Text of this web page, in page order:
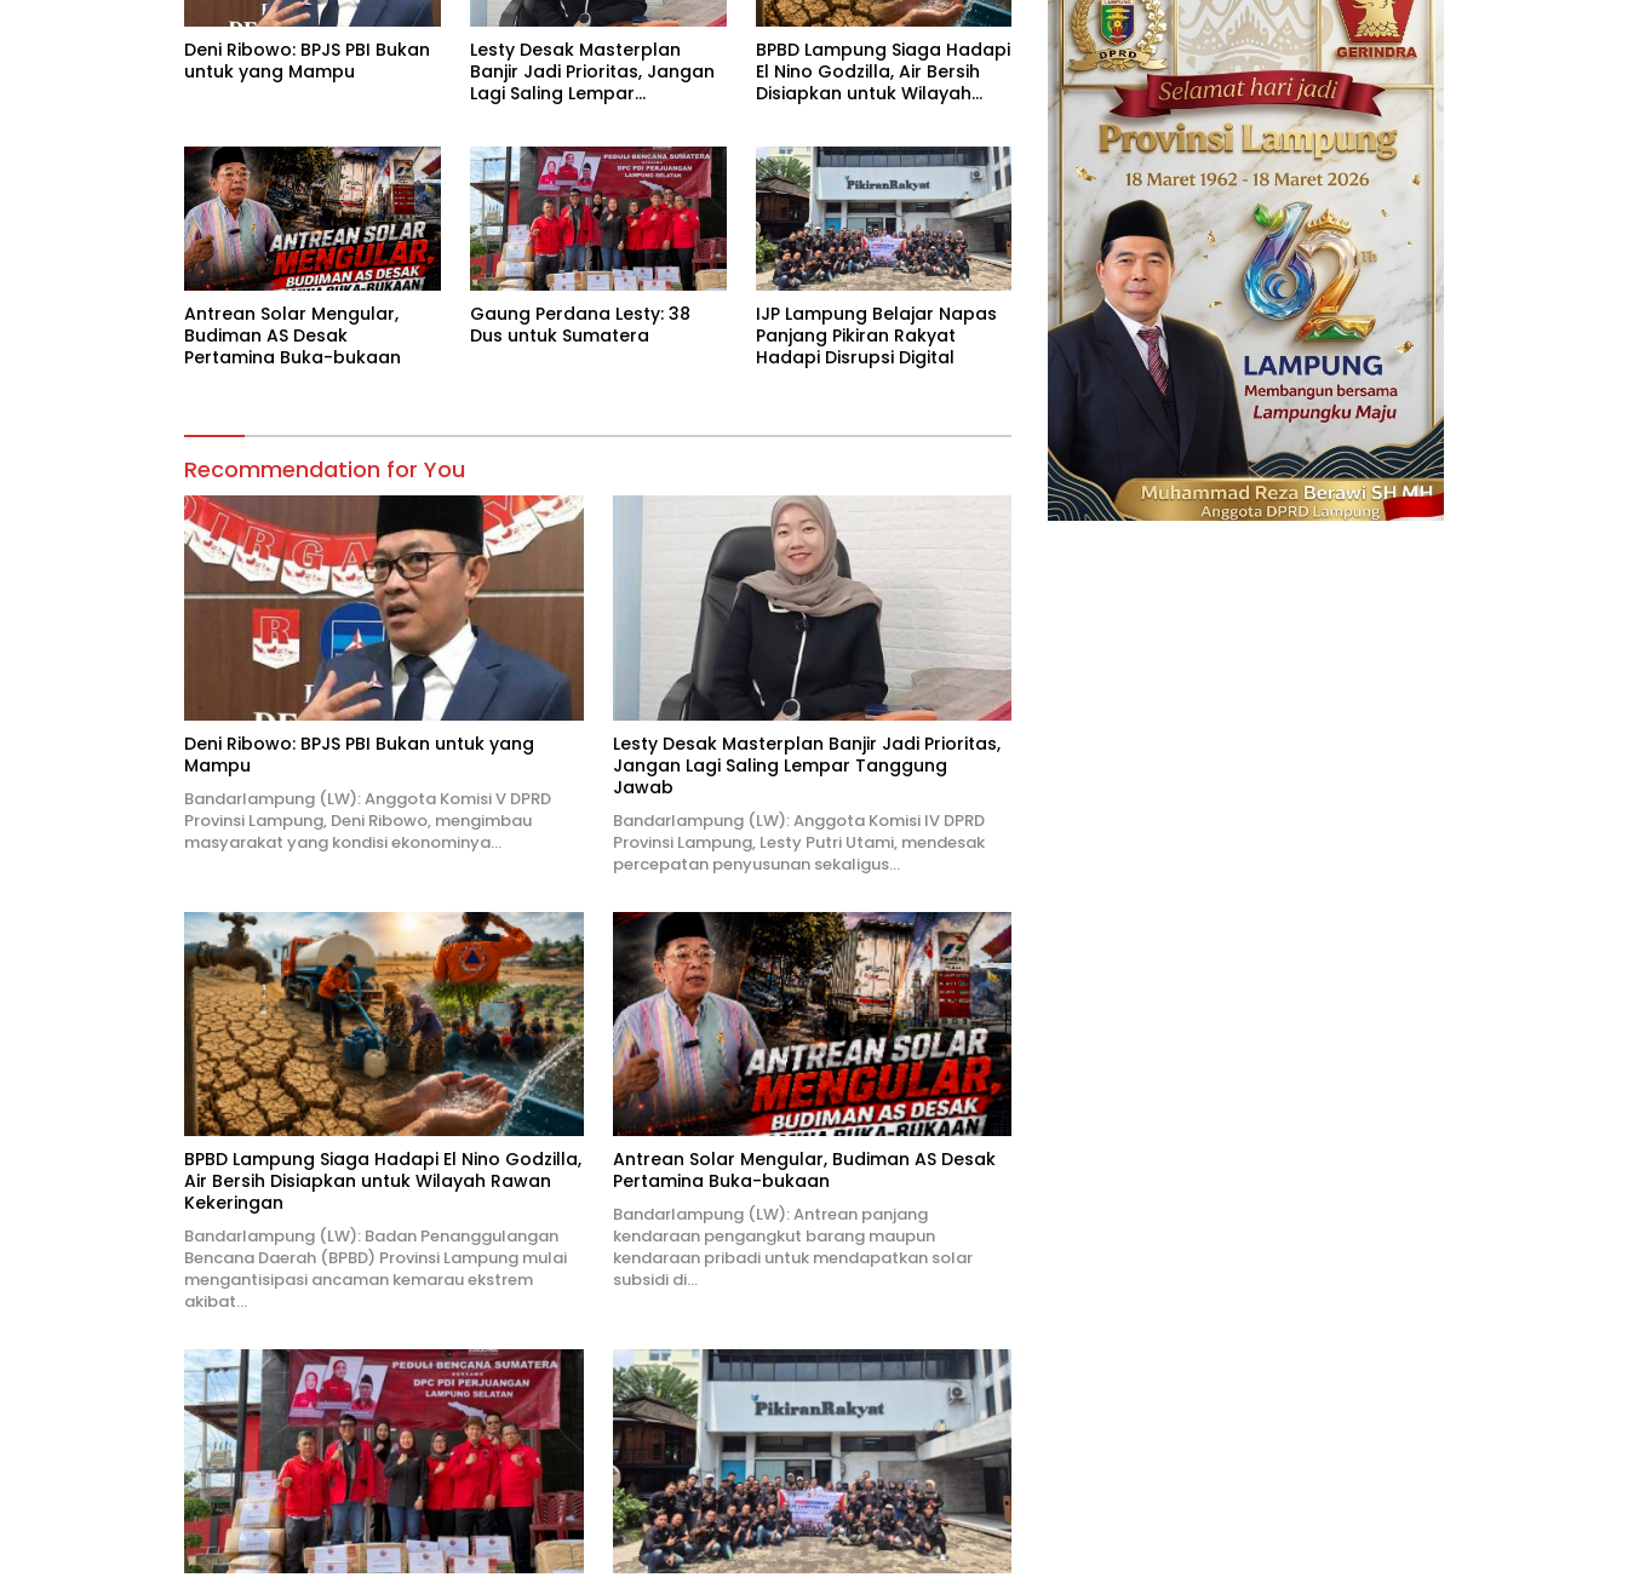
Deni Ribowo: BPJS PBI Bukan
untuk yang Mampu
Lesty Desak Masterplan
Banjir Jadi Prioritas, Jangan
Lagi Saling Lempar
BPBD Lampung Siaga Hadapi
El Nino Godzilla, Air Bersih
Disiapkan untuk Wilayah
Antrean Solar Mengular,
Budiman AS Desak
Pertamina Buka-bukaan
Gaung Perdana Lesty: 38
Dus untuk Sumatera
IJP Lampung Belajar Napas
Panjang Pikiran Rakyat
Hadapi Disrupsi Digital
Recommendation for You
Deni Ribowo: BPJS PBI Bukan untuk yang
Mampu
Bandarlampung (LW): Anggota Komisi V DPRD
Provinsi Lampung, Deni Ribowo, mengimbau
masyarakat yang kondisi ekonominya…
Lesty Desak Masterplan Banjir Jadi Prioritas,
Jangan Lagi Saling Lempar Tanggung
Jawab
Bandarlampung (LW): Anggota Komisi IV DPRD
Provinsi Lampung, Lesty Putri Utami, mendesak
percepatan penyusunan sekaligus…
BPBD Lampung Siaga Hadapi El Nino Godzilla,
Air Bersih Disiapkan untuk Wilayah Rawan
Kekeringan
Bandarlampung (LW): Badan Penanggulangan
Bencana Daerah (BPBD) Provinsi Lampung mulai
mengantisipasi ancaman kemarau ekstrem
akibat…
Antrean Solar Mengular, Budiman AS Desak
Pertamina Buka-bukaan
Bandarlampung (LW): Antrean panjang
kendaraan pengangkut barang maupun
kendaraan pribadi untuk mendapatkan solar
subsidi di…